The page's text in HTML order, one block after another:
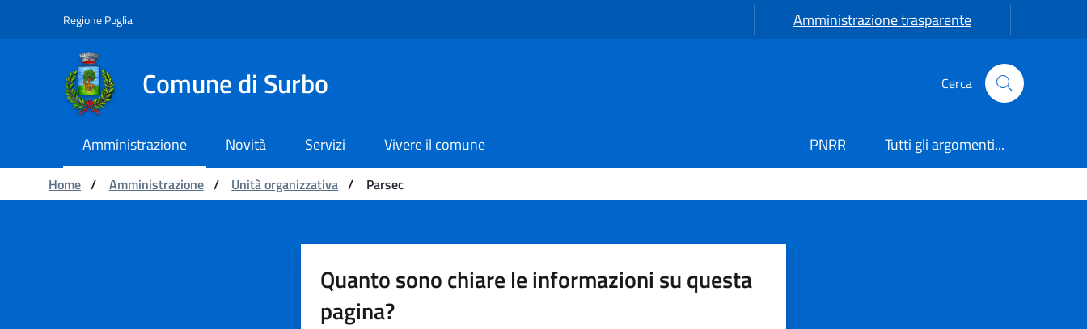
Navigazione
Salta al contenuto
Regione Puglia Amministrazione trasparente
Comune di Surbo Cerca
Amministrazione Novità Servizi Vivere il comune PNRR
Tutti gli argomenti...
Ti trovi in:
Home / Amministrazione / Unità organizzativa / Parsec
Quanto sono chiare le informazioni su questa
pagina?